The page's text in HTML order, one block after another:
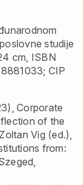
studije
cm, ISBN
CIP
Corporate
of the
Vig (ed.),
from: